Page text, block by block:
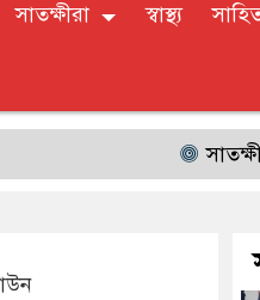
সাতক্ষীরা স্বাস্থ্য
সাতক্ষীরা